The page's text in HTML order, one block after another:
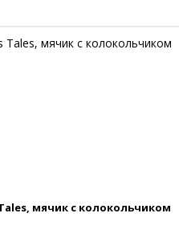
мячик с колокольчиком